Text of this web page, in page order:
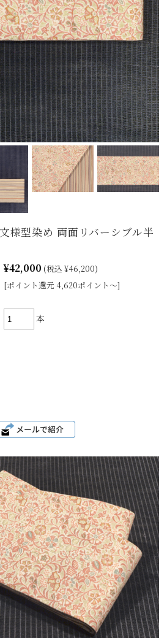
様型染め 両面リバーシブル半
¥42,000 (税込 ¥46,200)
[ポイント還元 4,620ポイント～]
本